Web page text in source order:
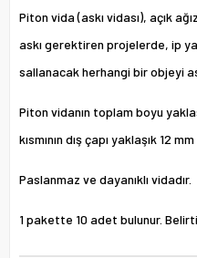
Piton vida (askı vidası), açık
askı gerektiren projelerde, ip
sallanacak herhangi bir objeyi
Piton vidanın toplam boyu
kısmının dış çapı yaklaşık 12 mm
Paslanmaz ve dayanıklı vidadır.
1 pakette 10 adet bulunur.